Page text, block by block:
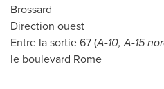
Brossard
Direction ouest
Entre la sortie 67 (A-10, A-15
le boulevard Rome